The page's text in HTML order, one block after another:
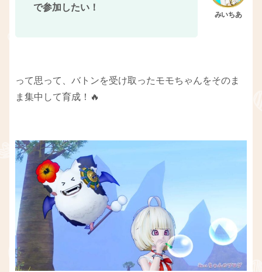
で参加したい！
って思って、バトンを受け取ったモモちゃんをそのま
ま集中して育成！🔥